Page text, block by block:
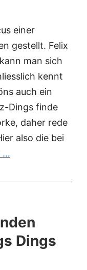
einer
gestellt. Felix
man sich
kennt
auch ein
Dings finde
daher rede
also die bei
…
Dings